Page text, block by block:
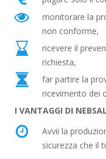
monitorare la
non conforme,
ricevere il
richiesta,
far partire la
ricevimento dei
I VANTAGGI DI
Avvii la
sicurezza che il